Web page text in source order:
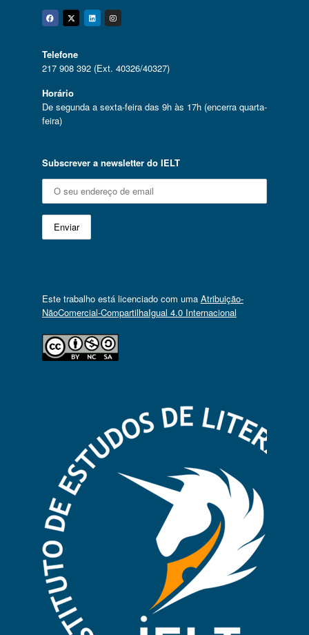
Facebook
Twitter
Linkedin
Instagram
Telefone
217 908 392 (Ext. 40326/40327)
Horário
De segunda a sexta-feira das 9h às 17h (encerra quarta-
feira)
Subscrever a newsletter do IELT
Este trabalho está licenciado com uma Atribuição-
NãoComercial-CompartilhaIgual 4.0 Internacional